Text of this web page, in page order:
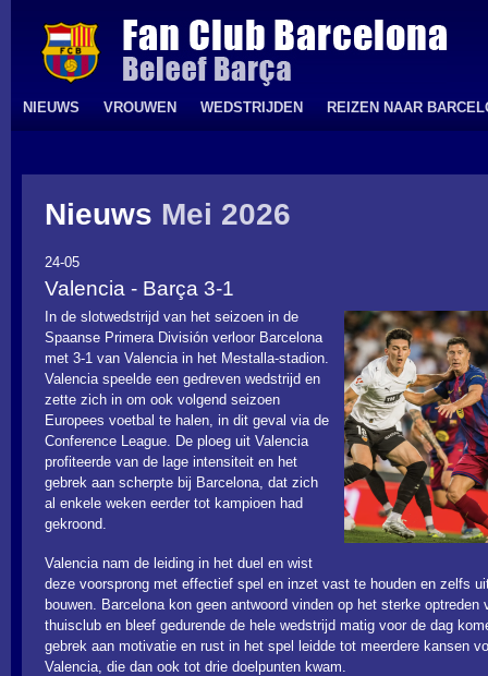
NIEUWS VROUWEN WEDSTRIJDEN REIZEN NAAR
Nieuws Mei 2026
24-05
Valencia - Barça 3-1
In de slotwedstrijd van het seizoen in de
Spaanse Primera División verloor Barcelona
met 3-1 van Valencia in het Mestalla-stadion.
Valencia speelde een gedreven wedstrijd en
zette zich in om ook volgend seizoen
Europees voetbal te halen, in dit geval via de
Conference League. De ploeg uit Valencia
profiteerde van de lage intensiteit en het
gebrek aan scherpte bij Barcelona, dat zich
al enkele weken eerder tot kampioen had
gekroond.
Valencia nam de leiding in het duel en wist
deze voorsprong met effectief spel en inzet vast te houden en zelfs
bouwen. Barcelona kon geen antwoord vinden op het sterke optreden
thuisclub en bleef gedurende de hele wedstrijd matig voor de dag
gebrek aan motivatie en rust in het spel leidde tot meerdere kansen
Valencia, die dan ook tot drie doelpunten kwam.